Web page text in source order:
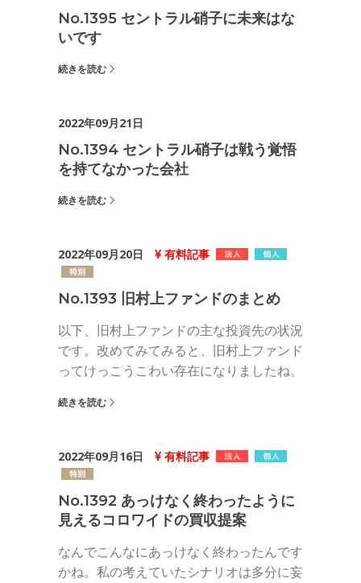
No.1395 セントラル硝子に未来はな
いです
続きを読む
2022年09月21日
No.1394 セントラル硝子は戦う覚悟
を持てなかった会社
続きを読む
2022年09月20日 有料記事
No.1393 旧村上ファンドのまとめ
以下、旧村上ファンドの主な投資先の状況
です。改めてみてみると、旧村上ファンド
ってけっこうこわい存在になりましたね。
続きを読む
2022年09月16日 有料記事
No.1392 あっけなく終わったように
見えるコロワイドの買収提案
なんでこんなにあっけなく終わったんです
かね。私の考えていたシナリオは多分に妄